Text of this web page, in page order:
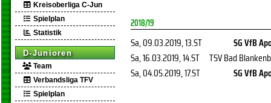
Kreisoberliga C-Jun
Spielplan
Statistik
D-Junioren
Team
Verbandsliga TFV
Spielplan
2018/19
Sa, 09.03.2019, 13.ST
SG VfB
Sa, 16.03.2019, 14.ST
TSV Bad
Sa, 04.05.2019, 17.ST SG VfB